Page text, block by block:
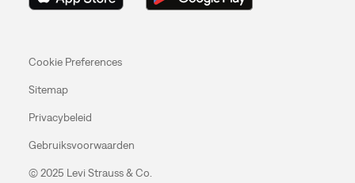
Cookie Preferences
Sitemap
Privacybeleid
Gebruiksvoorwaarden
© 2025 Levi Strauss & Co.